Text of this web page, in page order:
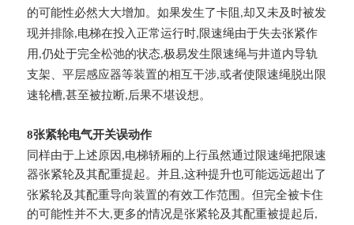
的可能性必然大大增加。如果发生了卡阻 ,却又未及时被发
现并排除,电梯在投入正常运行时,限速绳由于失去张紧作
用,仍处于完全松弛的状态,极易发生限速绳与井道内导轨
支架、平层感应器等装置的相互干涉,或者使限速绳脱出限
速轮槽,甚至被拉断, 后果不堪设想。
8张紧轮电气开关误动作
同样由于上述原因,电梯轿厢的上行虽然通过限速绳把限速
器张紧轮及其配重提起。并且 ,这种提升也可能远远超出了
张紧轮及其配重导向装置的有效工作范围。但完全被卡住
的可能性并不大,更多的情况是张紧轮及其配重被提起后,